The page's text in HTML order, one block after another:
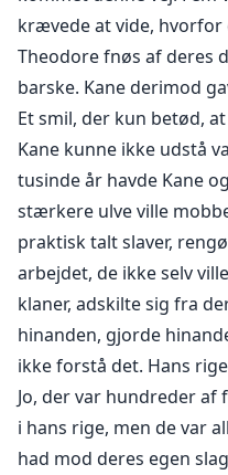
krævede at vide, hvorfor
Theodore fnøs af deres
barske. Kane derimod
Et smil, der kun betød,
Kane kunne ikke udstå
tusinde år havde Kane
stærkere ulve ville
praktisk talt slaver,
arbejdet, de ikke selv
klaner, adskilte sig fra
hinanden, gjorde
ikke forstå det. Hans
Jo, der var hundreder af
i hans rige, men de var
had mod deres egen